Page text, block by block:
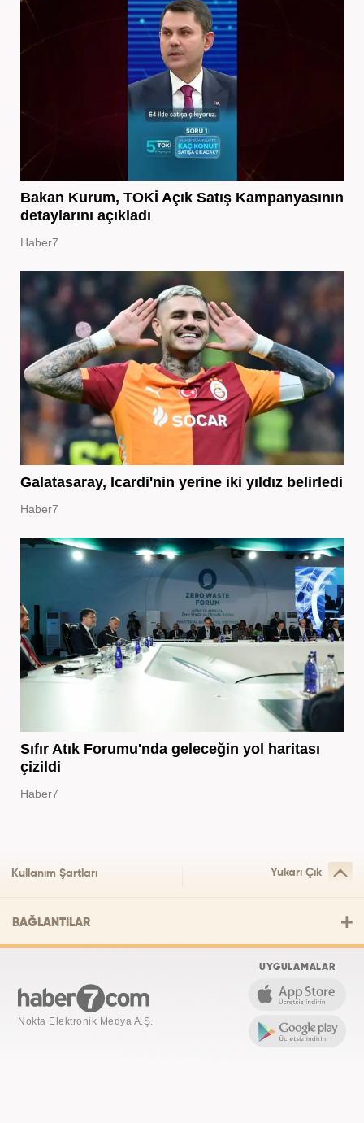
Bakan Kurum, TOKİ Açık Satış Kampanyasının
detaylarını açıkladı
Haber7
Galatasaray, Icardi'nin yerine iki yıldız belirledi
Haber7
Sıfır Atık Forumu'nda geleceğin yol haritası
çizildi
Haber7
Kullanım Şartları Yukarı Çık
BAĞLANTILAR
Nokta Elektronik Medya A.Ş.
UYGULAMALAR